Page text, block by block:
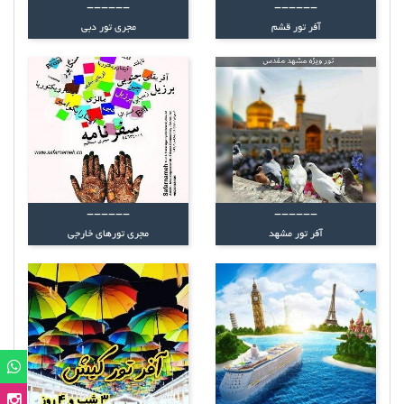
------
آفر تور قشم
------
مجری تور دبی
------
آفر تور مشهد
------
مجرى تورهاى خارجی